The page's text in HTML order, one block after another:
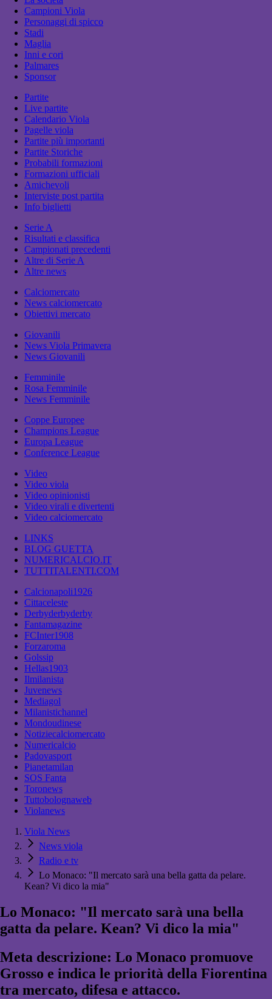
Campioni Viola
Personaggi di spicco
Stadi
Maglia
Inni e cori
Palmares
Sponsor
Partite
Live partite
Calendario Viola
Pagelle viola
Partite più importanti
Partite Storiche
Probabili formazioni
Formazioni ufficiali
Amichevoli
Interviste post partita
Info biglietti
Serie A
Risultati e classifica
Campionati precedenti
Altre di Serie A
Altre news
Calciomercato
News calciomercato
Obiettivi mercato
Giovanili
News Viola Primavera
News Giovanili
Femminile
Rosa Femminile
News Femminile
Coppe Europee
Champions League
Europa League
Conference League
Video
Video viola
Video opinionisti
Video virali e divertenti
Video calciomercato
LINKS
BLOG GUETTA
NUMERICALCIO.IT
TUTTITALENTI.COM
Calcionapoli1926
Cittaceleste
Derbyderbyderby
Fantamagazine
FCInter1908
Forzaroma
Golssip
Hellas1903
Ilmilanista
Juvenews
Mediagol
Milanistichannel
Mondoudinese
Notiziecalciomercato
Numericalcio
Padovasport
Pianetamilan
SOS Fanta
Toronews
Tuttobolognaweb
Violanews
Viola News
News viola
Radio e tv
Lo Monaco: "Il mercato sarà una bella gatta da pelare.
Kean? Vi dico la mia"
Lo Monaco: "Il mercato sarà una bella
gatta da pelare. Kean? Vi dico la mia"
Meta descrizione: Lo Monaco promuove
Grosso e indica le priorità della Fiorentina
tra mercato, difesa e attacco.